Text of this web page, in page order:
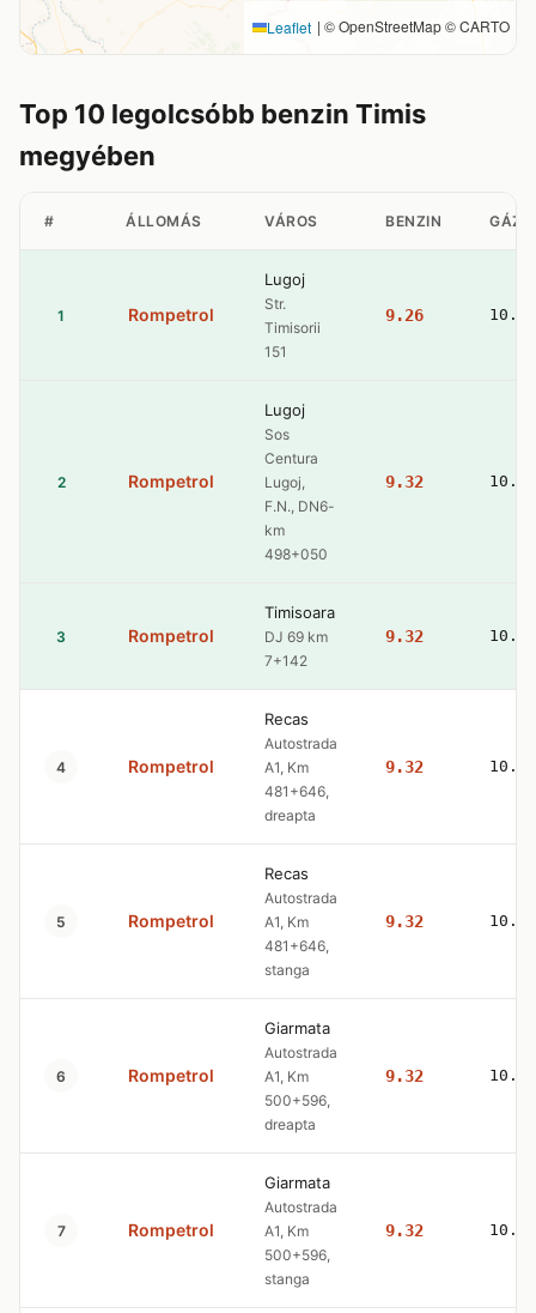
Leaflet | © OpenStreetMap © CARTO
Top 10 legolcsóbb benzin Timis
megyében
# ÁLLOMÁS VÁROS BENZIN
1 Rompetrol
Lugoj
Str.
Timisorii
151
9.26 10.53
2 Rompetrol
Lugoj
Sos
Centura
Lugoj,
F.N., DN6-
km
498+050
9.32 10.53
3 Rompetrol
Timisoara
DJ 69 km
7+142
9.32 10.59
4 Rompetrol
Recas
Autostrada
A1, Km
481+646,
dreapta
9.32 10.59
5 Rompetrol
Recas
Autostrada
A1, Km
481+646,
stanga
9.32 10.59
6 Rompetrol
Giarmata
Autostrada
A1, Km
500+596,
dreapta
9.32 10.59
7 Rompetrol
Giarmata
Autostrada
A1, Km
500+596,
stanga
9.32 10.59